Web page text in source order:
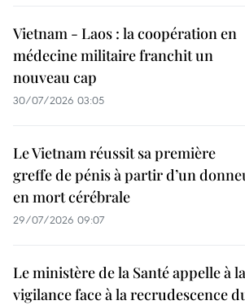
Vietnam - Laos : la coopération en
médecine militaire franchit un
nouveau cap
30/07/2026 03:05
Le Vietnam réussit sa première
greffe de pénis à partir d’un
en mort cérébrale
29/07/2026 09:07
Le ministère de la Santé appelle à la
vigilance face à la recrudescence